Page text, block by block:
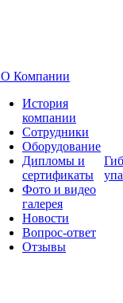
О Компании
История
компании
Сотрудники
Оборудование
Дипломы и
сертификаты
Фото и видео
галерея
Новости
Вопрос-ответ
Отзывы